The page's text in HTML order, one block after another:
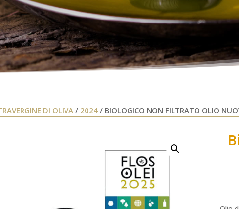
DI OLIVA / 2024 / BIOLOGICO NON FILTRATO OLIO